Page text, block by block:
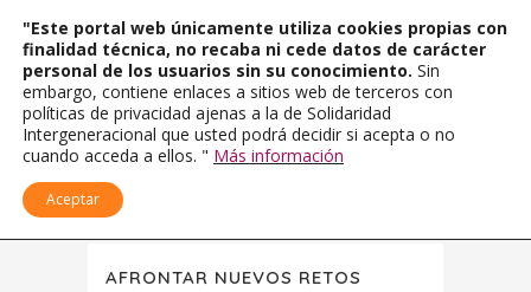
AFRONTAR NUEVOS RETOS
"Este portal web únicamente utiliza cookies propias con
finalidad técnica, no recaba ni cede datos de carácter
personal de los usuarios sin su conocimiento. Sin
embargo, contiene enlaces a sitios web de terceros con
políticas de privacidad ajenas a la de Solidaridad
Intergeneracional que usted podrá decidir si acepta o no
cuando acceda a ellos. " Más información
Aceptar